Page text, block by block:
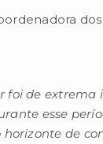
foi de
esse
de